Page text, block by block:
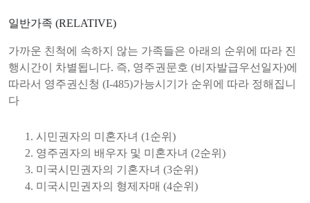
일반가족 (RELATIVE)
가까운 친척에 속하지 않는 가족들은 아래의 순위에 따라 진
행시간이 차별됩니다. 즉, 영주권문호 (비자발급우선일자)에
따라서 영주권신청 (I-485)가능시기가 순위에 따라 정해집니
다
시민권자의 미혼자녀 (1순위)
영주권자의 배우자 및 미혼자녀 (2순위)
미국시민권자의 기혼자녀 (3순위)
미국시민권자의 형제자매 (4순위)